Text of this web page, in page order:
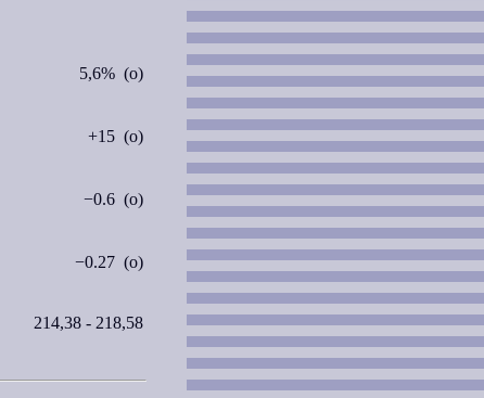
5,6% (o)
+15 (o)
−0.6 (o)
−0.27 (o)
214,38 - 218,58